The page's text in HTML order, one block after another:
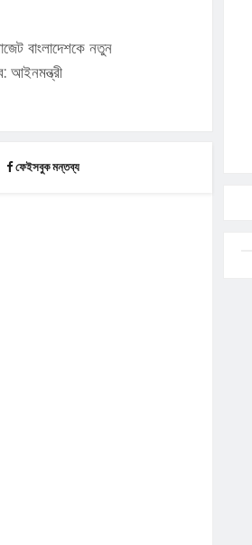
বাংলাদেশকে নতুন
আইনমন্ত্রী
ফেইসবুক মন্তব্য